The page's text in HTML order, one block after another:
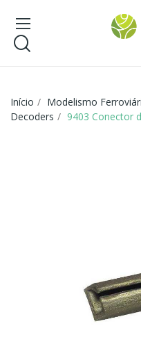
Início Modelismo
Decoders
9403 Conector